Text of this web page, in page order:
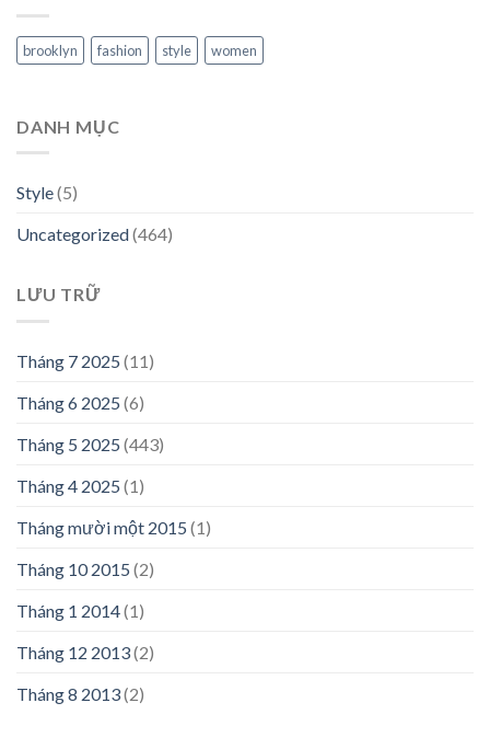
brooklyn fashion style women
DANH MỤC
Style(5)
Uncategorized(464)
LƯU TRỮ
Tháng 7 2025 (11)
Tháng 6 2025 (6)
Tháng 5 2025 (443)
Tháng 4 2025 (1)
Tháng mười một 2015 (1)
Tháng 10 2015 (2)
Tháng 1 2014(1)
Tháng 12 2013(2)
Tháng 8 2013(2)